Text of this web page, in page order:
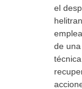
el
de